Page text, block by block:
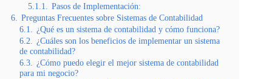
5.1.1.
Pasos de Implementación:
6.
Preguntas Frecuentes sobre Sistemas de Contabilidad
6.1.
¿Qué es un sistema de contabilidad y cómo funciona?
6.2.
¿Cuáles son los beneficios de implementar un sistema
de contabilidad?
6.3.
¿Cómo puedo elegir el mejor sistema de contabilidad
para mi negocio?